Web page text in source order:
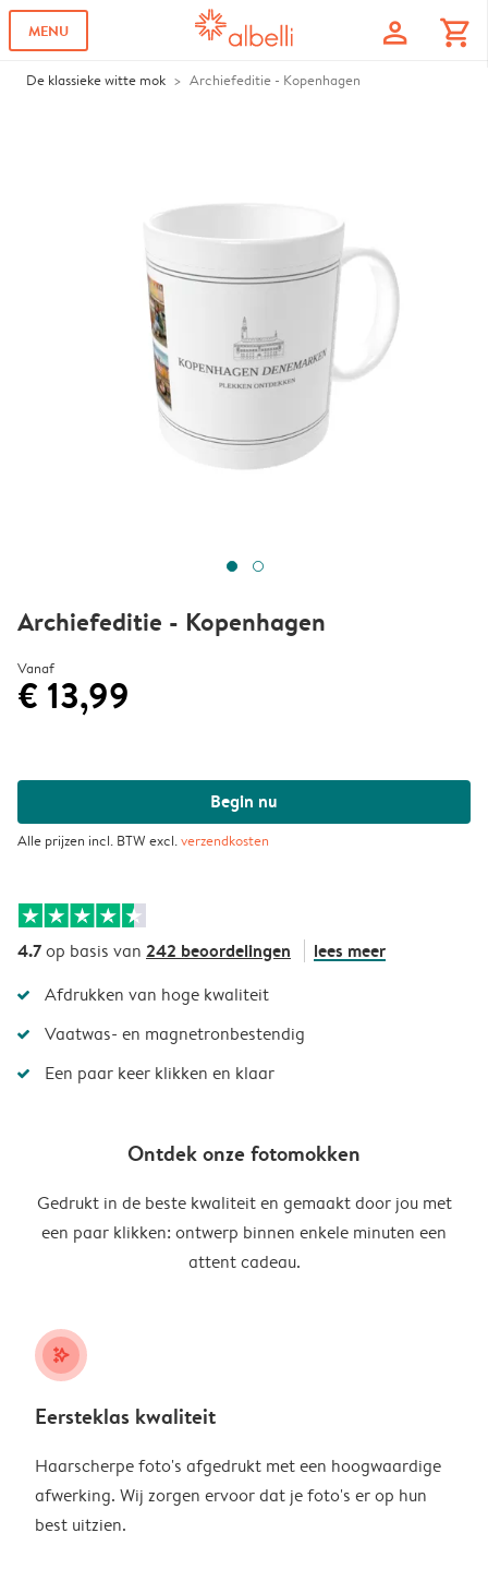
MENU profile shopping_cart
De klassieke witte mok Archiefeditie - Kopenhagen
Archiefeditie - Kopenhagen
Vanaf
€ 13,99
Begin nu
Alle prijzen incl. BTW excl.verzendkosten
4.7op basis van 242 beoordelingen lees meer
Afdrukken van hoge kwaliteit
Vaatwas- en magnetronbestendig
Een paar keer klikken en klaar
Ontdek onze fotomokken
Gedrukt in de beste kwaliteit en gemaakt door jou met
een paar klikken: ontwerp binnen enkele minuten een
attent cadeau.
stars_plus
Eersteklas kwaliteit
Haarscherpe foto's afgedrukt met een hoogwaardige
afwerking. Wij zorgen ervoor dat je foto's er op hun
best uitzien.